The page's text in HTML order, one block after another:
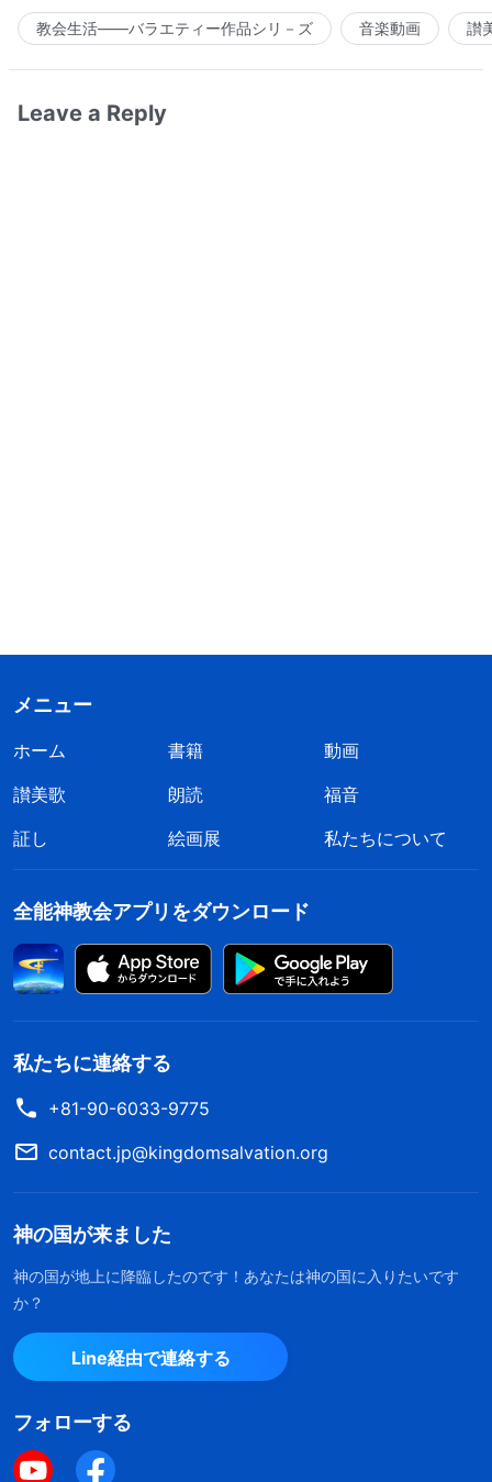
教会生活――バラエティー作品シリ－ズ 音楽動画 讃
Leave a Reply
メニュー
ホーム 書籍
動画
讃美歌
朗読
福音
証し
絵画展 私たちについて
全能神教会アプリをダウンロード
私たちに連絡する
+81-90-6033-9775
contact.jp@kingdomsalvation.org
神の国が来ました
神の国が地上に降臨したのです！あなたは神の国に入りたいです
か？
Line経由で連絡する
フォローする